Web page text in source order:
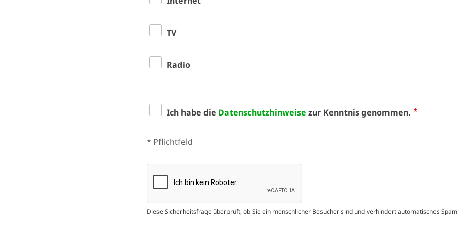
TV
Radio
Ich habe die Datenschutzhinweise zur Kenntnis genommen.
* Pflichtfeld
Diese Sicherheitsfrage überprüft, ob Sie ein menschlicher Besucher sind und verhindert automatisches